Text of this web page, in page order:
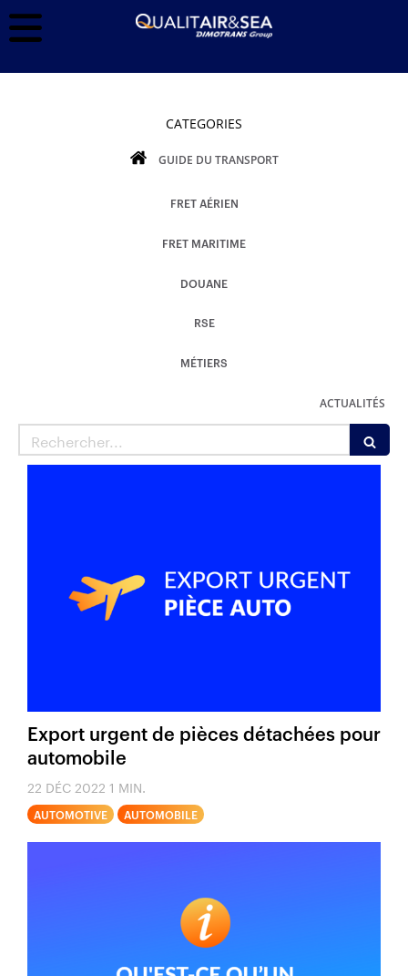
CATEGORIES
GUIDE DU TRANSPORT
FRET AÉRIEN
FRET MARITIME
DOUANE
RSE
MÉTIERS
ACTUALITÉS
Rechercher
Export urgent de pièces détachées pour
automobile
22 DÉC 2022 1 MIN.
AUTOMOTIVE AUTOMOBILE